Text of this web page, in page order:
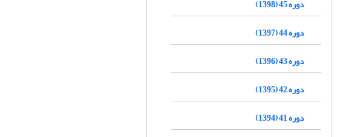
دوره 45 (1398)
دوره 44 (1397)
دوره 43 (1396)
دوره 42 (1395)
دوره 41 (1394)